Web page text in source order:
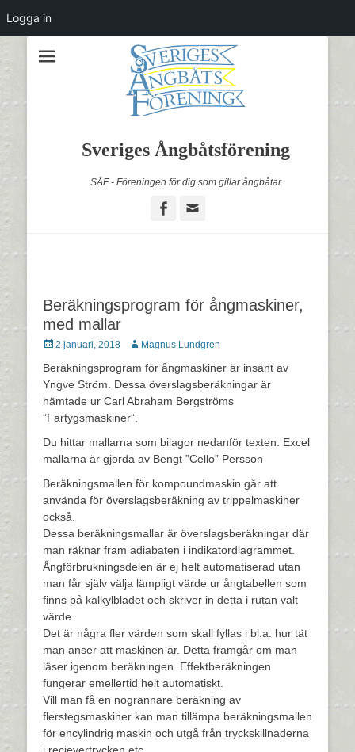
Sveriges Ångbåtsförening
SÅF - Föreningen för dig som gillar ångbåtar
Facebook
Beräkningsprogram för ångmaskiner,
med mallar
Postades
2 januari, 2018 Författare
Magnus Lundgren
Beräkningsprogram för ångmaskiner är insänt av
Yngve Ström. Dessa överslagsberäkningar är
hämtade ur Carl Abraham Bergströms
”Fartygsmaskiner”.
Du hittar mallarna som bilagor nedanför texten. Excel
mallarna är gjorda av Bengt ”Cello” Persson
Beräkningsmallen för kompoundmaskin går att
använda för överslagsberäkning av trippelmaskiner
också.
Dessa beräkningsmallar är överslagsberäkningar där
man räknar fram adiabaten i indikatordiagrammet.
Ångförbrukningsdelen är ej helt automatiserad utan
man får själv välja lämpligt värde ur ångtabellen som
finns på kalkylbladet och skriver in detta i rutan valt
värde.
Det är några fler värden som skall fyllas i bl.a. hur tät
man anser att maskinen är. Detta framgår om man
läser igenom beräkningen. Effektberäkningen
fungerar emellertid helt automatiskt.
Vill man få en nogrannare beräkning av
flerstegsmaskiner kan man tillämpa beräkningsmallen
för encylindrig maskin och utgå från tryckskillnaderna
Logga in